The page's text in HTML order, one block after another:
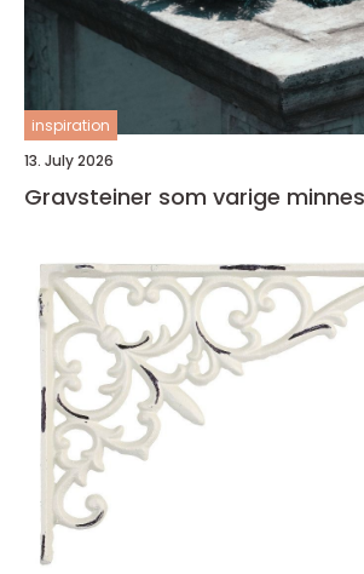
inspiration
13. July 2026
Gravsteiner som varige